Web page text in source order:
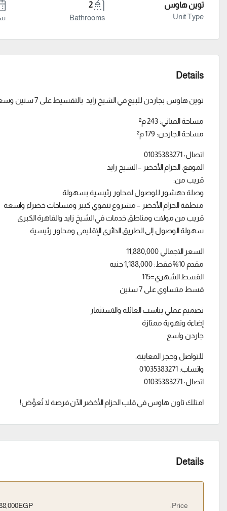
توين هاوس
Unit Type
2
Bathrooms
Details
توين هاوس بجاردن للبيع في الشيخ زايد بالتقسيط على 7 سنين وسعر مميز جدا
مساحة المباني: 243 م²
مساحة الجاردن: 179 م²
اتصال: 01035383271
الموقع: الحزام الأخضر – الشيخ زايد
قريب من:
وصلة دهشور للوصول لمحاور رئيسية بسهولة
منطقة الحزام الأخضر – مشروع تنموي كبير ومساحات خضراء واسعة
قريب من مولات ومناطق خدمات في الشيخ زايد والقاهرة الكبرى
سهولة الوصول إلى الطريق الدائري الإقليمي ومحاور رئيسية
السعر الاجمالي 11,880,000
مقدم 10% فقط: 1,188,000 جنيه
القسط الشهري=115
قسط متساوي على 7 سنين
تصميم عملي يناسب العائلة والاستثمار
إضاءة وتهوية ممتازة
جاردن واسع
للتواصل وحجز المعاينة:
واتساب: 01035383271
اتصال: 01035383271
امتلك تاون هاوس في قلب الحزام الأخضر الآن فرصة لا تُعوَّض!
Details
Price:
1,188,000EGP